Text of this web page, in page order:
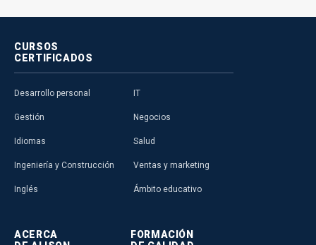
CURSOS
CERTIFICADOS
Desarrollo personal
Gestión
Idiomas
Ingeniería y Construcción
Inglés
IT
Negocios
Salud
Ventas y marketing
Ámbito educativo
ACERCA
FORMACIÓN